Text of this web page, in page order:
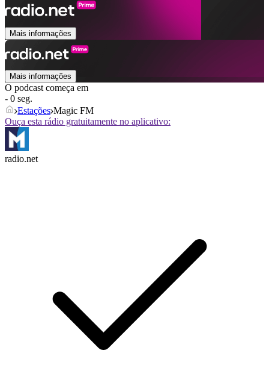
Mais informações
Mais informações
O podcast começa em
- 0 seg.
Estações Magic FM
Ouça esta rádio gratuitamente no aplicativo:
radio.net